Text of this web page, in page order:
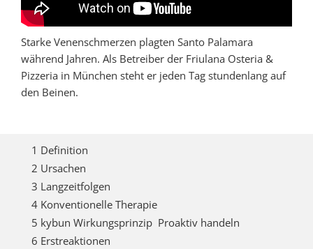
Starke Venenschmerzen plagten Santo Palamara
während Jahren. Als Betreiber der Friulana Osteria &
Pizzeria in München steht er jeden Tag stundenlang auf
den Beinen.
1 Definition
2 Ursachen
3 Langzeitfolgen
4 Konventionelle Therapie
5 kybun Wirkungsprinzip  Proaktiv handeln
6 Erstreaktionen